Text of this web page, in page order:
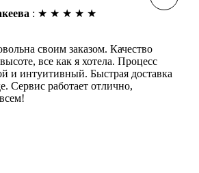
: ★ ★ ★ ★ ★
своим заказом. Качество
все как я хотела. Процесс
и интуитивный. Быстрая доставка
Сервис работает отлично,